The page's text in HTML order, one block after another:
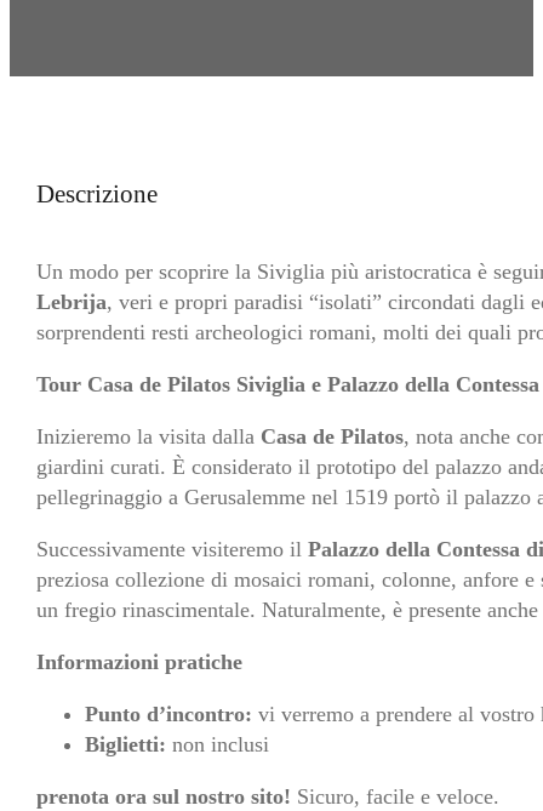
Descrizione
Un modo per scoprire la Siviglia più aristocratica è
Lebrija, veri e propri paradisi “isolati” circondati dagli
sorprendenti resti archeologici romani, molti dei quali
Tour Casa de Pilatos Siviglia e Palazzo della
Inizieremo la visita dalla Casa de Pilatos, nota anche
giardini curati. È considerato il prototipo del palazzo
pellegrinaggio a Gerusalemme nel 1519 portò il
Successivamente visiteremo il Palazzo della Contessa
preziosa collezione di mosaici romani, colonne, anfore
un fregio rinascimentale. Naturalmente, è presente
Informazioni pratiche
Punto d’incontro: vi verremo a prendere al
Biglietti: non inclusi
prenota ora sul nostro sito! Sicuro, facile e veloce.